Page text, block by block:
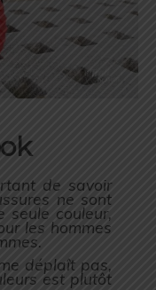
de savoir
ne sont
seule couleur,
les hommes
déplaît pas,
est plutôt